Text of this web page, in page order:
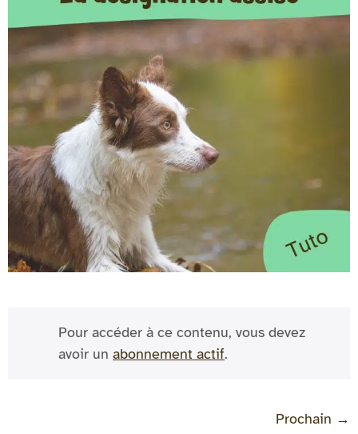
Pour accéder à ce contenu, vous devez
avoir un abonnement actif.
Prochain →